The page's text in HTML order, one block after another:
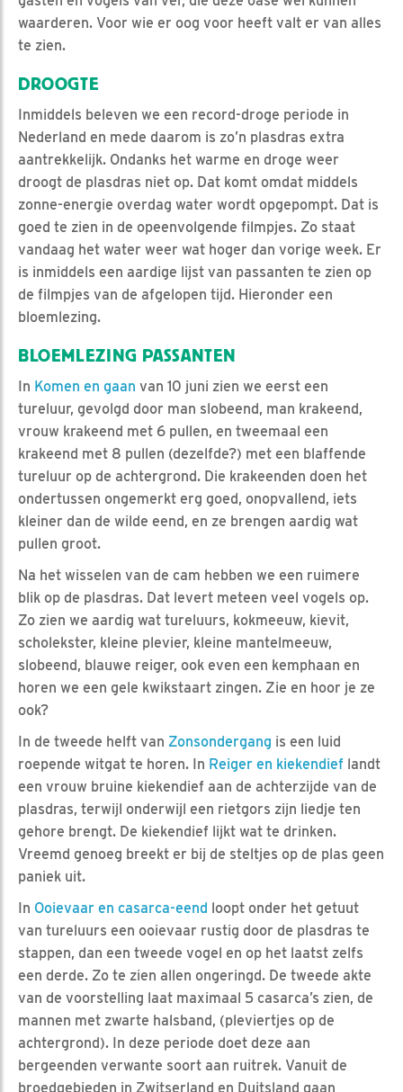
waarderen. Voor wie er oog voor heeft valt er van alles
te zien.
DROOGTE
Inmiddels beleven we een record-droge periode in
Nederland en mede daarom is zo’n plasdras extra
aantrekkelijk. Ondanks het warme en droge weer
droogt de plasdras niet op. Dat komt omdat middels
zonne-energie overdag water wordt opgepompt. Dat is
goed te zien in de opeenvolgende filmpjes. Zo staat
vandaag het water weer wat hoger dan vorige week. Er
is inmiddels een aardige lijst van passanten te zien op
de filmpjes van de afgelopen tijd. Hieronder een
bloemlezing.
BLOEMLEZING PASSANTEN
In Komen en gaan van 10 juni zien we eerst een
tureluur, gevolgd door man slobeend, man krakeend,
vrouw krakeend met 6 pullen, en tweemaal een
krakeend met 8 pullen (dezelfde?) met een blaffende
tureluur op de achtergrond. Die krakeenden doen het
ondertussen ongemerkt erg goed, onopvallend, iets
kleiner dan de wilde eend, en ze brengen aardig wat
pullen groot.
Na het wisselen van de cam hebben we een ruimere
blik op de plasdras. Dat levert meteen veel vogels op.
Zo zien we aardig wat tureluurs, kokmeeuw, kievit,
scholekster, kleine plevier, kleine mantelmeeuw,
slobeend, blauwe reiger, ook even een kemphaan en
horen we een gele kwikstaart zingen. Zie en hoor je ze
ook?
In de tweede helft van Zonsondergang is een luid
roepende witgat te horen. In Reiger en kiekendief landt
een vrouw bruine kiekendief aan de achterzijde van de
plasdras, terwijl onderwijl een rietgors zijn liedje ten
gehore brengt. De kiekendief lijkt wat te drinken.
Vreemd genoeg breekt er bij de steltjes op de plas geen
paniek uit.
In Ooievaar en casarca-eend loopt onder het getuut
van tureluurs een ooievaar rustig door de plasdras te
stappen, dan een tweede vogel en op het laatst zelfs
een derde. Zo te zien allen ongeringd. De tweede akte
van de voorstelling laat maximaal 5 casarca’s zien, de
mannen met zwarte halsband, (pleviertjes op de
achtergrond). In deze periode doet deze aan
bergeenden verwante soort aan ruitrek. Vanuit de
broedgebieden in Zwitserland en Duitsland gaan